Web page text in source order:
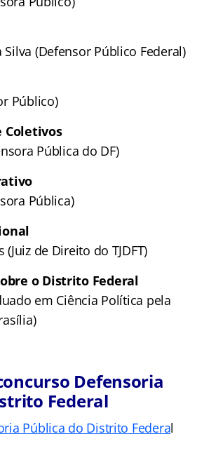
(Defensor Público Federal)
Público)
Coletivos
Pública do DF)
Pública)
de Direito do TJDFT)
o Distrito Federal
em Ciência Política pela
Defensoria
Federal
Pública do Distrito Federal